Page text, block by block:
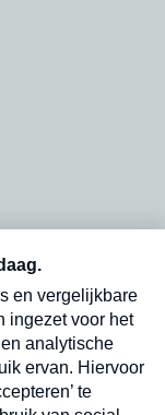
in
Verzend